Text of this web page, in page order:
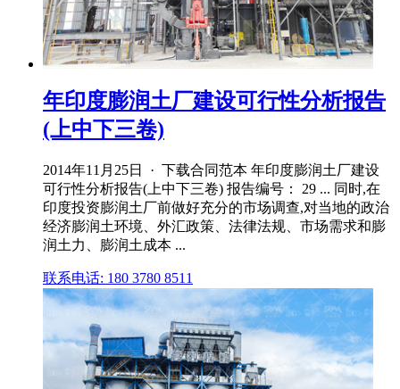
年印度膨润土厂建设可行性分析报告
(上中下三卷)
2014年11月25日 · 下载合同范本 年印度膨润土厂建设
可行性分析报告(上中下三卷) 报告编号： 29 ... 同时,在
印度投资膨润土厂前做好充分的市场调查,对当地的政治
经济膨润土环境、外汇政策、法律法规、市场需求和膨
润土力、膨润土成本 ...
联系电话: 180 3780 8511